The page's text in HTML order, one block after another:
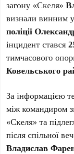
загону «Скеля»
визнали винним
поліції
інцидент стався
тимчасового
Ковельського
За інформацією
між командиром
«Скеля» та
після спільної
Владислав